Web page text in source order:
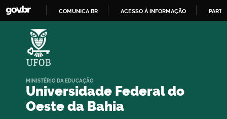
COMUNICA BR ACESSO À INFORMAÇÃO
Universidade Federal do
Oeste da Bahia
MINISTÉRIO DA EDUCAÇÃO